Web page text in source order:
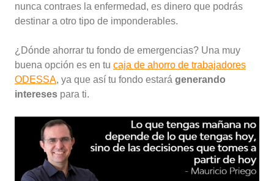
nunca contraes la enfermedad, es dinero que podrás
destinar a otro tipo de imponderables.
¿Dónde ahorrar tu fondo de emergencias? Una muy
buena opción es en tu caja de ahorro de trabajadores
ODESSA, ya que así tu fondo estará generando
intereses para ti.